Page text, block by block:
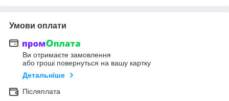
Умови оплати
Ви отримаєте замовлення
або гроші повернуться на вашу картку
Детальніше
Післяплата